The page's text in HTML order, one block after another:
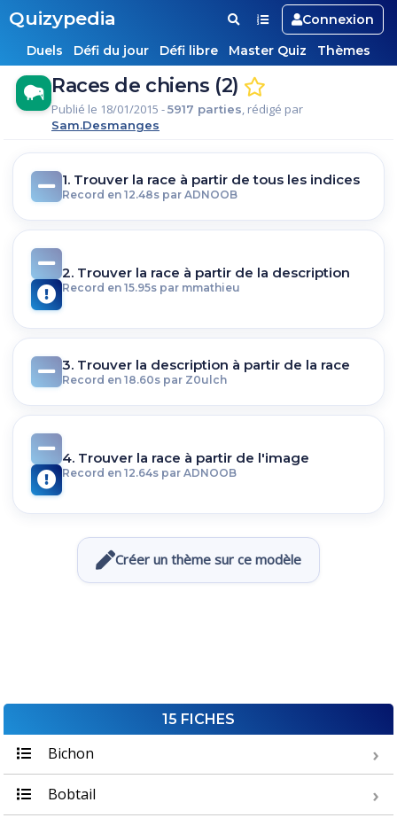
Quizypedia
Connexion
Duels
Défi du jour Défi libre Master Quiz Thèmes
Races de chiens (2)
Publié le 18/01/2015 -5917 parties, rédigé par
Sam.Desmanges
1. Trouver la race à partir de tous les indices
Record en 12.48s par ADNOOB
2. Trouver la race à partir de la description
Record en 15.95s par mmathieu
3. Trouver la description à partir de la race
Record en 18.60s par Z0ulch
4. Trouver la race à partir de l'image
Record en 12.64s par ADNOOB
Créer un thème sur ce modèle
15 FICHES
Bichon
Bobtail